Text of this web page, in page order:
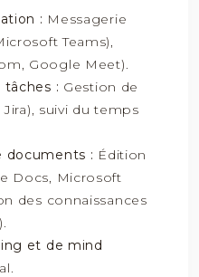
: Messagerie
Teams),
Google Meet).
: Gestion de
suivi du temps
documents : Édition
Docs, Microsoft
des connaissances
et de mind